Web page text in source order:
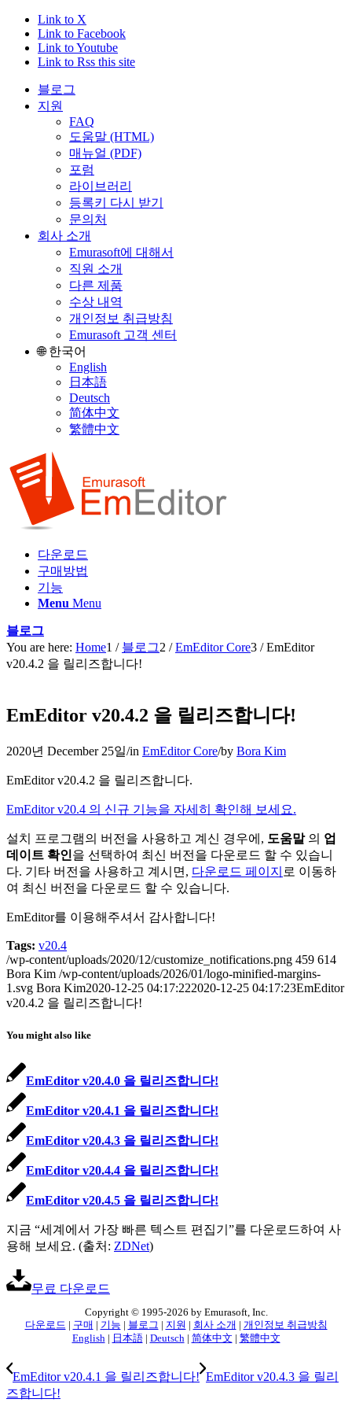
Link to X
Link to Facebook
Link to Youtube
Link to Rss this site
블로그
지원
FAQ
도움말 (HTML)
매뉴얼 (PDF)
포럼
라이브러리
등록키 다시 받기
문의처
회사 소개
Emurasoft에 대해서
직원 소개
다른 제품
수상 내역
개인정보 취급방침
Emurasoft 고객 센터
🌐 한국어
English
日本語
Deutsch
简体中文
繁體中文
다운로드
구매방법
기능
Menu Menu
블로그
You are here: Home1 / 블로그2 / EmEditor Core3 / EmEditor
v20.4.2 을 릴리즈합니다!
EmEditor v20.4.2 을 릴리즈합니다!
2020년 December 25일/in EmEditor Core/by Bora Kim
EmEditor v20.4.2 을 릴리즈합니다.
EmEditor v20.4 의 신규 기능을 자세히 확인해 보세요.
설치 프로그램의 버전을 사용하고 계신 경우에, 도움말의 업
데이트 확인을 선택하여 최신 버전을 다운로드 할 수 있습니
다. 기타 버전을 사용하고 계시면, 다운로드 페이지 로 이동하
여 최신 버전을 다운로드 할 수 있습니다.
EmEditor를 이용해주셔서 감사합니다!
Tags: v20.4
/wp-content/uploads/2020/12/customize_notifications.png 459 614
Bora Kim /wp-content/uploads/2026/01/logo-minified-margins-
1.svg Bora Kim2020-12-25 04:17:222020-12-25 04:17:23EmEditor
v20.4.2 을 릴리즈합니다!
You might also like
EmEditor v20.4.0 을 릴리즈합니다!
EmEditor v20.4.1 을 릴리즈합니다!
EmEditor v20.4.3 을 릴리즈합니다!
EmEditor v20.4.4 을 릴리즈합니다!
EmEditor v20.4.5 을 릴리즈합니다!
지금 “세계에서 가장 빠른 텍스트 편집기”를 다운로드하여 사
용해 보세요. (출처: ZDNet)
무료 다운로드
Copyright © 1995-2026 by Emurasoft, Inc.
다운로드
구매 기능 블로그 지원 회사 소개
개인정보 취급방침
English| 日本語| Deutsch| 简体中文 繁體中文
EmEditor v20.4.1 을 릴리즈합니다! EmEditor v20.4.3 을 릴리
즈합니다!